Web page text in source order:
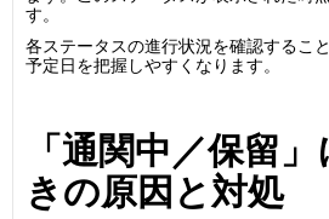
す。
各ステータスの進行状況を確認するこ
予定日を把握しやすくなります。
「通関中／保留
きの原因と対処